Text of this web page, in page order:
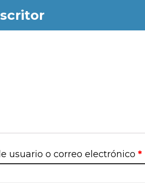
usuario o correo electrónico *